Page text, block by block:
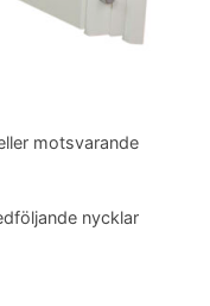
motsvarande
nycklar